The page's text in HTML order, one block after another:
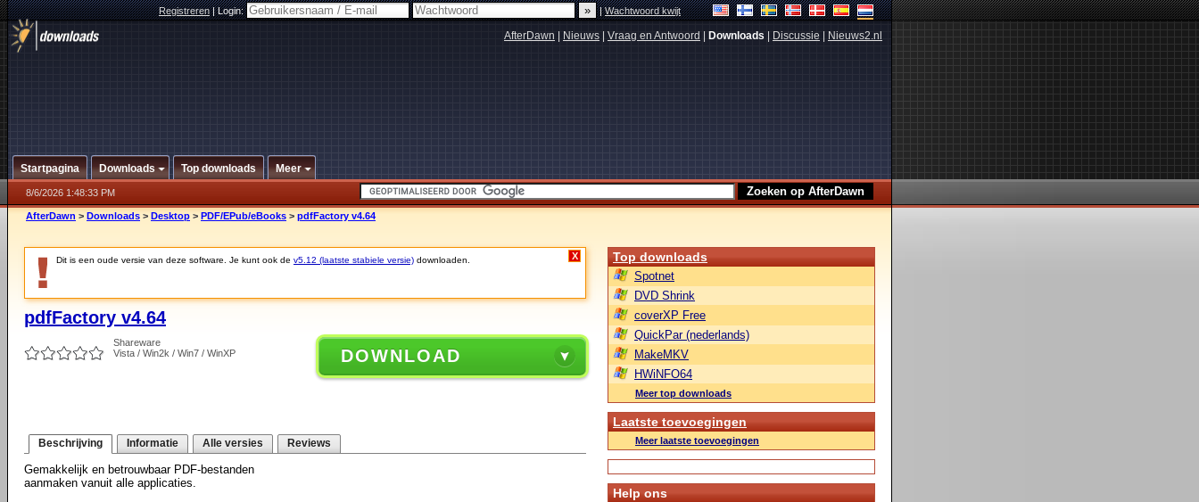
Registreren|Login: |Wachtwoord kwijt
AfterDawn Nieuws Vraag en Antwoord Downloads Discussie Nieuws2.nl
Startpagina Downloads Top downloads Meer
8/6/2026 1:48:33 PM
AfterDawn > Downloads > Desktop > PDF/EPub/eBooks > pdfFactory v4.64
Dit is een oude versie van deze software. Je kunt ook de v5.12 (laatste stabiele versie) downloaden. X
pdfFactory v4.64
Shareware
Vista / Win2k / Win7 / WinXP
DOWNLOAD
Beschrijving Informatie Alle versies Reviews
Gemakkelijk en betrouwbaar PDF-bestanden
aanmaken vanuit alle applicaties.
Top downloads
Spotnet
DVD Shrink
coverXP Free
QuickPar (nederlands)
MakeMKV
HWiNFO64
Meer top downloads
Laatste toevoegingen
Meer laatste toevoegingen
Help ons